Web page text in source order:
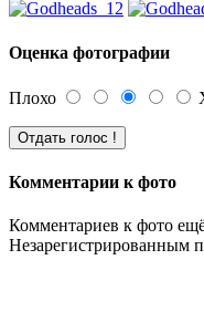
Оценка фотографии
Плохо
Комментарии к фото
Комментариев к фото
Незарегистрированным